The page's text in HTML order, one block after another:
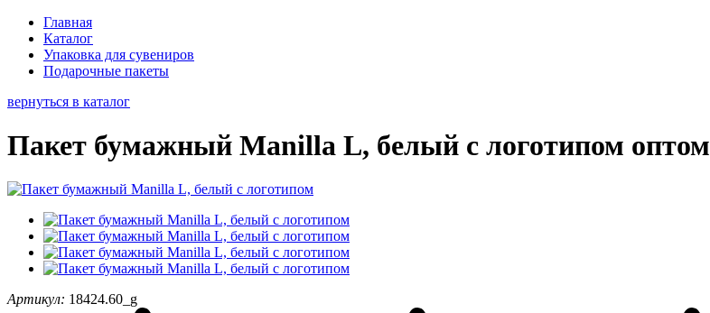
Главная
Каталог
Упаковка для сувениров
Подарочные пакеты
вернуться в каталог
Пакет бумажный Manilla L, белый с логотипом оптом
Артикул: 18424.60_g